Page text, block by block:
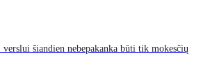
verslui šiandien nebepakanka būti tik mokesčių